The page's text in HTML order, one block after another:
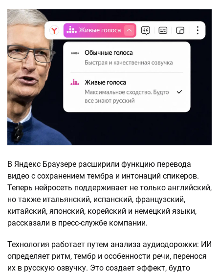
В Яндекс Браузере расширили функцию перевода
видео с сохранением тембра и интонаций спикеров.
Теперь нейросеть поддерживает не только английский,
но также итальянский, испанский, французский,
китайский, японский, корейский и немецкий языки,
рассказали в пресс-службе компании.
Технология работает путем анализа аудиодорожки: ИИ
определяет ритм, тембр и особенности речи, перенося
их в русскую озвучку. Это создает эффект, будто